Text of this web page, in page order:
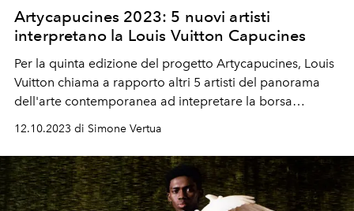
Artycapucines 2023: 5 nuovi artisti
interpretano la Louis Vuitton Capucines
Per la quinta edizione del progetto Artycapucines, Louis
Vuitton chiama a rapporto altri 5 artisti del panorama
dell'arte contemporanea ad intepretare la borsa
Capucines. Billie Zangewa, Ewa Juszkiewicz, Liza Tou,
12.10.2023 di Simone Vertua